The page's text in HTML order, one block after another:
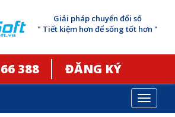
Giải pháp chuyển đổi số
" Tiết kiệm hơn để sống tốt hơn "
388 ĐĂNG KÝ
Toggle